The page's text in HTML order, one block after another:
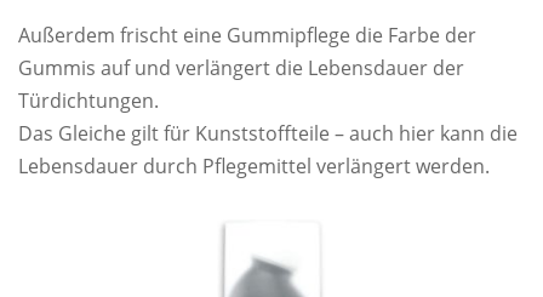
Außerdem frischt eine Gummipflege die Farbe der
Gummis auf und verlängert die Lebensdauer der
Türdichtungen.
Das Gleiche gilt für Kunststoffteile – auch hier kann die
Lebensdauer durch Pflegemittel verlängert werden.